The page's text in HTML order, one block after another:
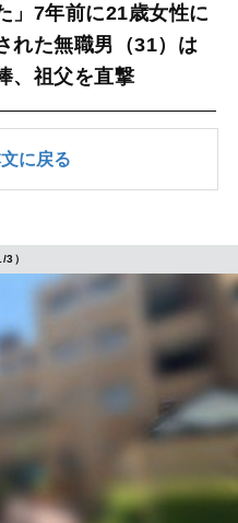
」7年前に21歳女性に
れた無職男（31）は
、祖父を直撃
に戻る
3）